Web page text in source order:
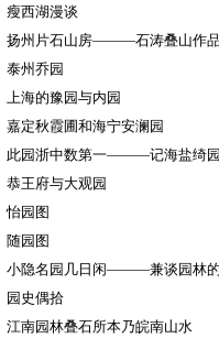
瘦西湖漫谈
扬州片石山房———石涛叠山作品
泰州乔园
上海的豫园与内园
嘉定秋霞圃和海宁安澜园
此园浙中数第一———记海盐绮园
恭王府与大观园
怡园图
随园图
小隐名园几日闲———兼谈园林
园史偶拾
江南园林叠石所本乃皖南山水